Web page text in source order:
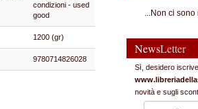
condizioni - used
good
1200 (gr)
9780714826028
...Non ci
NewsLetter
Sì, desidero
novità e sugli